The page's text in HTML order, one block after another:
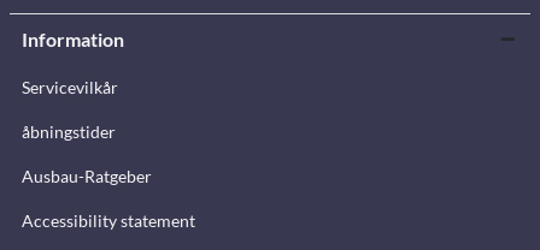
Information
Servicevilkår
åbningstider
Ausbau-Ratgeber
Accessibility statement